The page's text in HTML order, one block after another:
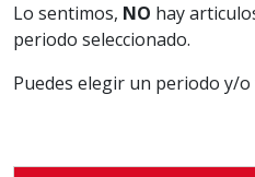
Lo sentimos, NO hay
periodo seleccionado.
Puedes elegir un periodo y/